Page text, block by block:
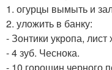
1. огурцы вымыть и
2. уложить в банку:
- Зонтики укропа,
- 4 зуб. Чеснока.